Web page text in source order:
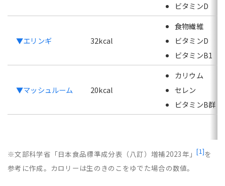
ビタミンD
▼エリンギ 32kcal
食物繊維
ビタミンD
ビタミンB1
▼マッシュルーム 20kcal
カリウム
セレン
ビタミンB群
※文部科学省「日本食品標準成分表（八訂）増補2023年」[1]を
参考に作成。カロリーは生のきのこをゆでた場合の数値。